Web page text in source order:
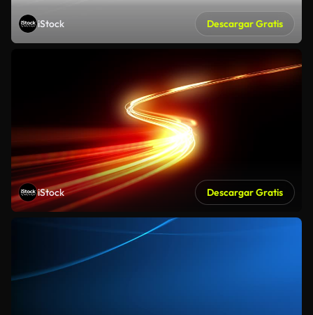
iStock Descargar Gratis
iStock Descargar Gratis